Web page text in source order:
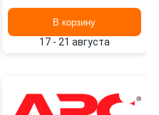
В корзину
17 - 21 августа